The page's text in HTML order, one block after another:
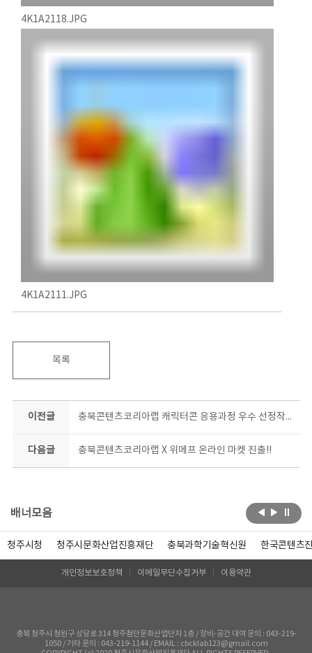
4K1A2118.JPG
4K1A2111.JPG
목록
이전글 충북콘텐츠코리아랩 캐릭터콘 응용과정 우수 선정작!! 대박!!
다음글 충북콘텐츠코리아랩 X 위메프 온라인 마켓 진출!!
배너모음
청주시청 청주시문화산업진흥재단 충북과학기술혁신원 한국콘텐츠
개인정보보호정책 이메일무단수집거부 이용약관
충북 청주시 청원구 상당로 314 청주첨단문화산업단지 1층 / 장비-공간 대여 문의 : 043-219-
1050 / 기타 문의 : 043-219-1144 / EMAIL : cbcklab123@gmail.com